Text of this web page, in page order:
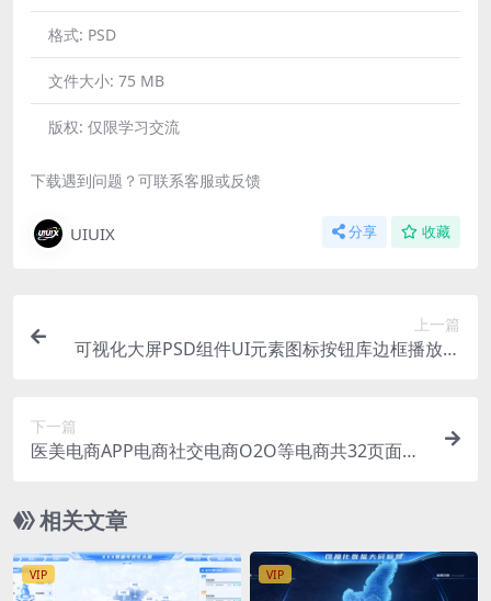
格式: PSD
文件大小: 75 MB
版权: 仅限学习交流
下载遇到问题？可联系客服或反馈
UIUIX 分享 收藏
上一篇
可视化大屏PSD组件UI元素图标按钮库边框播放器
下一篇
医美电商APP电商社交电商O2O等电商共32页面互
相关文章
VIP VIP